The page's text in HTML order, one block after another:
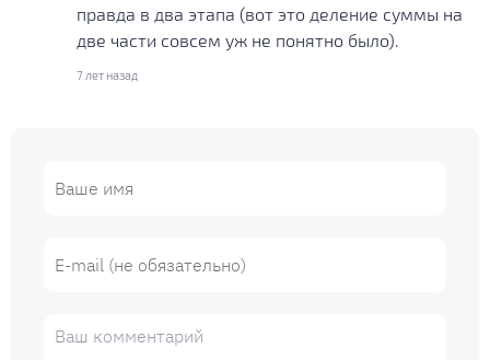
правда в два этапа (вот это деление суммы на
две части совсем уж не понятно было).
7 лет назад